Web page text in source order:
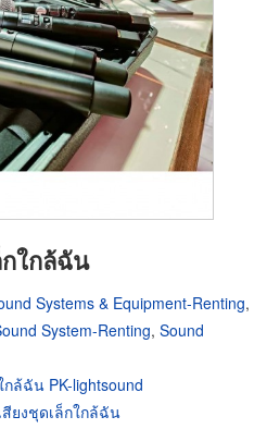
กใกล้ฉัน
Systems & Equipment-Renting,
System-Renting, Sound
กล้ฉัน PK-lightsound
สียงชุดเล็กใกล้ฉัน